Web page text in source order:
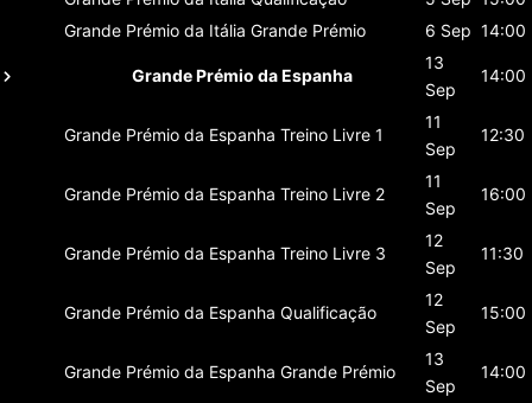
Grande Prémio da Itália Grande Prémio 6 Sep 14:00
Grande Prémio da Espanha
13
Sep
14:00
Grande Prémio da Espanha Treino Livre 1
11
Sep
12:30
Grande Prémio da Espanha Treino Livre 2
11
Sep
16:00
Grande Prémio da Espanha Treino Livre 3
12
Sep
11:30
Grande Prémio da Espanha Qualificação
12
Sep
15:00
Grande Prémio da Espanha Grande Prémio
13
Sep
14:00